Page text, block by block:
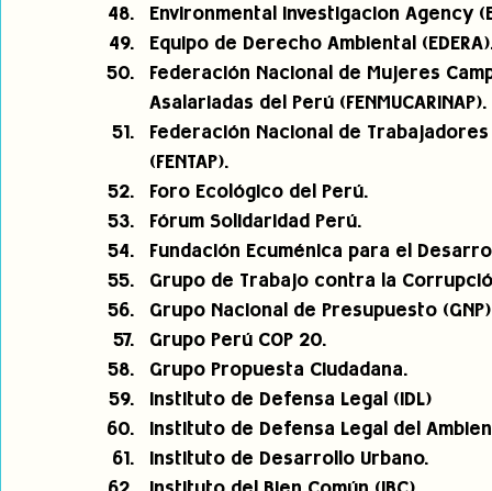
Environmental investigacion Agency
Equipo de Derecho Ambiental
Federación Nacional de Mujeres
Asalariadas del Perú (FENMUCARINAP).
Federación Nacional de
(FENTAP).
Foro Ecológico del Perú.
Fórum Solidaridad Perú.
Fundación Ecuménica para el
Grupo de Trabajo contra la
Grupo Nacional de Presupuesto
Grupo Perú COP 20.
Grupo Propuesta Ciudadana.
Instituto de Defensa Legal (IDL)
Instituto de Defensa Legal del
Instituto de Desarrollo Urbano.